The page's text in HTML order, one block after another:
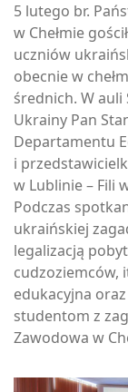
5 lutego br.
w Chełmie
uczniów
obecnie w
średnich. W
Ukrainy Pan
Departamentu
i
w Lublinie – Fili
Podczas
ukraińskiej
legalizacją
cudzoziemców,
edukacyjna
studentom z
Zawodowa w